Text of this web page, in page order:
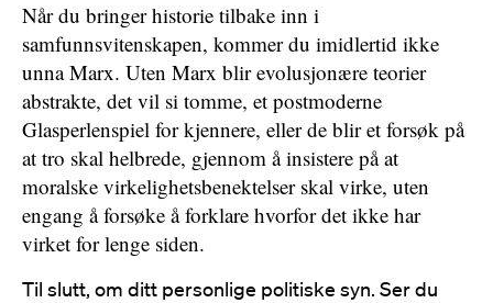
Når du bringer historie tilbake inn i
samfunnsvitenskapen, kommer du imidlertid ikke
unna Marx. Uten Marx blir evolusjonære teorier
abstrakte, det vil si tomme, et postmoderne
Glasperlenspiel for kjennere, eller de blir et forsøk på
at tro skal helbrede, gjennom å insistere på at
moralske virkelighetsbenektelser skal virke, uten
engang å forsøke å forklare hvorfor det ikke har
virket for lenge siden.
Til slutt, om ditt personlige politiske syn. Ser du